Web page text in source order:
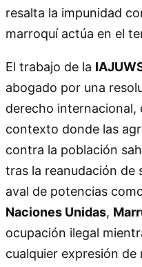
resalta la impunidad
marroquí actúa en el
El trabajo de la
abogado por una
derecho internacional,
contexto donde las
contra la población
tras la reanudación de
aval de potencias
Naciones Unidas,
ocupación ilegal
cualquier expresión de